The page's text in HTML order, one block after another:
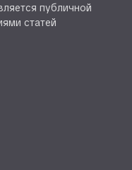
публичной
статей